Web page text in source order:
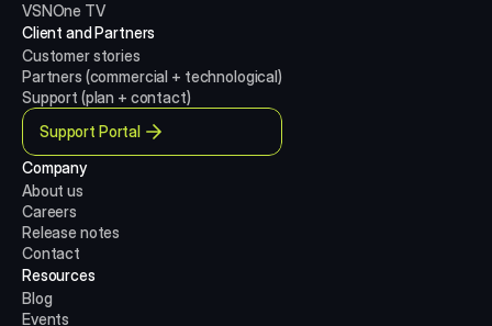
VSNOne TV
Client and Partners
Customer stories
Partners (commercial + technological)
Support (plan + contact)
Support Portal
Company
About us
Careers
Release notes
Contact
Resources
Blog
Events